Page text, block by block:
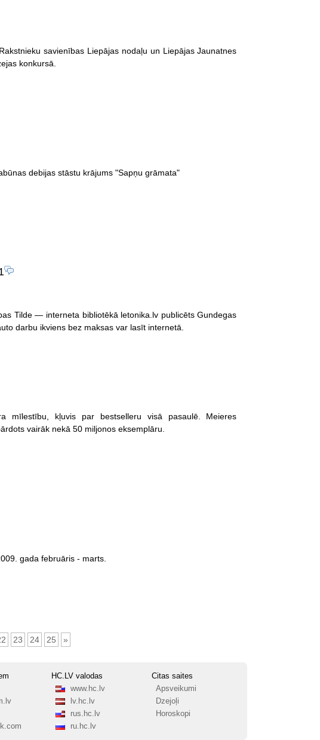
savienības Liepājas nodaļu un Liepājas Jaunatnes
konkursā.
debijas stāstu krājums "Sapņu grāmata"
Tilde — interneta bibliotēkā letonika.lv publicēts Gundegas
darbu ikviens bez maksas var lasīt internetā.
mīlestību, kļuvis par bestselleru visā pasaulē. Meieres
vairāk nekā 50 miljonos eksemplāru.
gada februāris - marts.
23 24 25 »
HC.LV valodas
www.hc.lv
lv.hc.lv
rus.hc.lv
ru.hc.lv
Citas saites
Apsveikumi
Dzejoļi
Horoskopi